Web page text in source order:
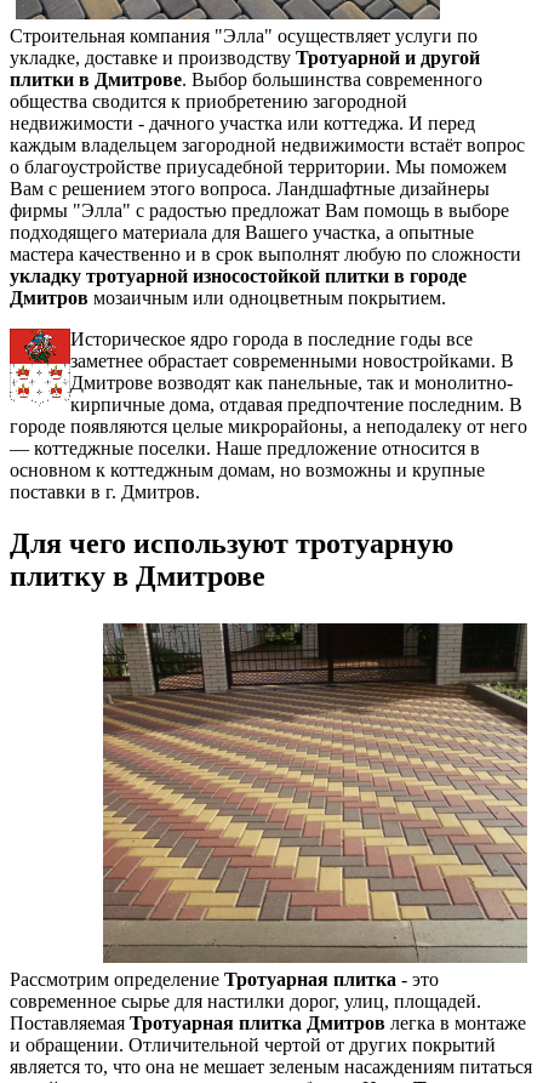
Строительная компания "Элла" осуществляет услуги по
укладке, доставке и производству Тротуарной и другой
плитки в Дмитрове. Выбор большинства современного
общества сводится к приобретению загородной
недвижимости - дачного участка или коттеджа. И перед
каждым владельцем загородной недвижимости встаёт вопрос
о благоустройстве приусадебной территории. Мы поможем
Вам с решением этого вопроса. Ландшафтные дизайнеры
фирмы "Элла" с радостью предложат Вам помощь в выборе
подходящего материала для Вашего участка, а опытные
мастера качественно и в срок выполнят любую по сложности
укладку тротуарной износостойкой плитки в городе
Дмитров мозаичным или одноцветным покрытием.
Историческое ядро города в последние годы все
заметнее обрастает современными новостройками. В
Дмитрове возводят как панельные, так и монолитно-
кирпичные дома, отдавая предпочтение последним. В
городе появляются целые микрорайоны, а неподалеку от него
— коттеджные поселки. Наше предложение относится в
основном к коттеджным домам, но возможны и крупные
поставки в г. Дмитров.
Для чего используют тротуарную
плитку в Дмитрове
Рассмотрим определение Тротуарная плитка - это
современное сырье для настилки дорог, улиц, площадей.
Поставляемая Тротуарная плитка Дмитров легка в монтаже
и обращении. Отличительной чертой от других покрытий
является то, что она не мешает зеленым насаждениям питаться